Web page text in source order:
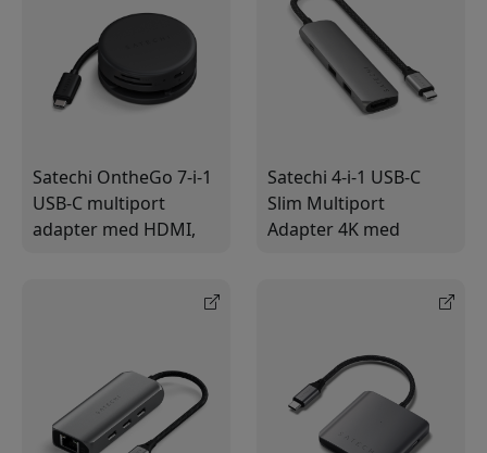
Satechi OntheGo 7-i-1
USB-C multiport
adapter med HDMI,
Satechi 4-i-1 USB-C
Slim Multiport
Adapter 4K med